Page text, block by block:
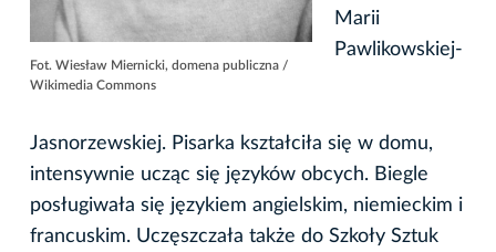
Fot. Wiesław Miernicki, domena publiczna /
Wikimedia Commons
Marii
Pawlikowskiej-
Jasnorzewskiej. Pisarka kształciła się w domu,
intensywnie ucząc się języków obcych. Biegle
posługiwała się językiem angielskim, niemieckim i
francuskim. Uczęszczała także do Szkoły Sztuk